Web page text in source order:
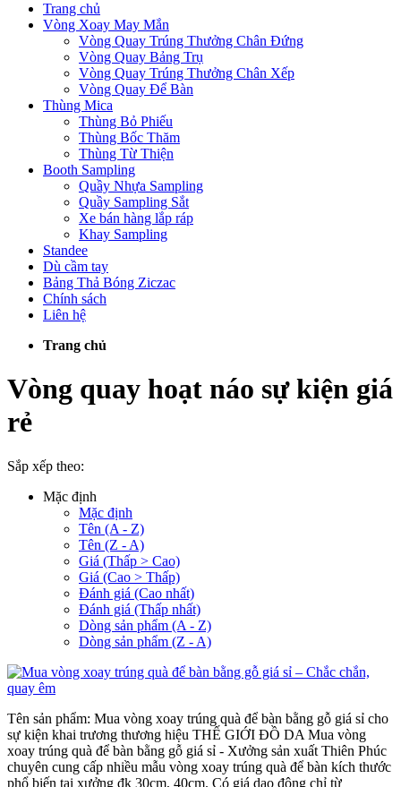
Trang chủ
Vòng Xoay May Mắn
Vòng Quay Trúng Thưởng Chân Đứng
Vòng Quay Bảng Trụ
Vòng Quay Trúng Thưởng Chân Xếp
Vòng Quay Để Bàn
Thùng Mica
Thùng Bỏ Phiếu
Thùng Bốc Thăm
Thùng Từ Thiện
Booth Sampling
Quầy Nhựa Sampling
Quầy Sampling Sắt
Xe bán hàng lắp ráp
Khay Sampling
Standee
Dù cầm tay
Bảng Thả Bóng Ziczac
Chính sách
Liên hệ
Trang chủ
Vòng quay hoạt náo sự kiện giá
rẻ
Sắp xếp theo:
Mặc định
Mặc định
Tên (A - Z)
Tên (Z - A)
Giá (Thấp > Cao)
Giá (Cao > Thấp)
Đánh giá (Cao nhất)
Đánh giá (Thấp nhất)
Dòng sản phẩm (A - Z)
Dòng sản phẩm (Z - A)
Tên sản phẩm: Mua vòng xoay trúng quà để bàn bằng gỗ giá sỉ cho
sự kiện khai trương thương hiệu THẾ GIỚI ĐỒ DA Mua vòng
xoay trúng quà để bàn bằng gỗ giá sỉ - Xưởng sản xuất Thiên Phúc
chuyên cung cấp nhiều mẫu vòng xoay trúng quà để bàn kích thước
phổ biến tại xưởng đk 30cm, 40cm. Có giá dao động chỉ từ